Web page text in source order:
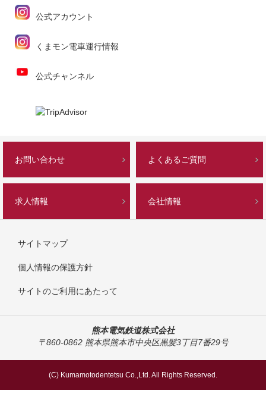
公式アカウント
くまモン電車運行情報
公式チャンネル
お問い合わせ よくあるご質問
求人情報 会社情報
サイトマップ
個人情報の保護方針
サイトのご利用にあたって
熊本電気鉄道株式会社
〒860-0862 熊本県熊本市中央区黒髪3丁目7番29号
(C) Kumamotodentetsu Co.,Ltd. All Rights Reserved.